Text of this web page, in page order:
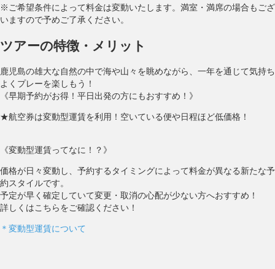
※ご希望条件によって料金は変動いたします。満室・満席の場合もござ
いますので予めご了承ください。
ツアーの特徴・メリット
鹿児島の雄大な自然の中で海や山々を眺めながら、一年を通じて気持ち
よくプレーを楽しもう！
《早期予約がお得！平日出発の方にもおすすめ！》
★航空券は変動型運賃を利用！空いている便や日程ほど低価格！
《変動型運賃ってなに！？》
価格が日々変動し、予約するタイミングによって料金が異なる新たな予
約スタイルです。
予定が早く確定していて変更・取消の心配が少ない方へおすすめ！
詳しくはこちらをご確認ください！
＊変動型運賃について